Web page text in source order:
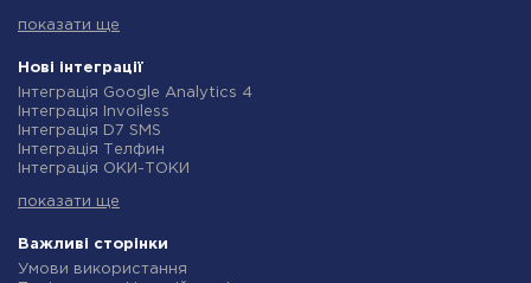
Інтеграція Gmail
Інтеграція Rozetka
Інтеграція OpenAI (ChatGPT)
Інтеграція Binotel
Інтеграція Prom
Інтеграція Приват24
Інтеграція OLX
Інтеграція SendPulse
Інтеграція Stream Telecom
Інтеграція Google Analytics
показати ще
Нові інтеграції
Інтеграція Google Analytics 4
Інтеграція Invoiless
Інтеграція D7 SMS
Інтеграція Телфин
Інтеграція ОКИ-ТОКИ
Інтеграція Microsoft Dynamics 365
Інтеграція TxtSync
Інтеграція Wire2Air
показати ще
Важливі сторінки
Умови використання